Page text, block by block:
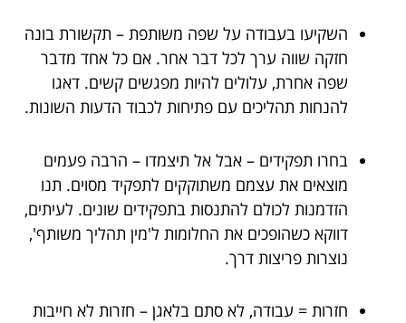
השקיעו בעבודה על שפה משותפת – תקשורת בונה
חזקה שווה ערך לכל דבר אחר. אם כל אחד מדבר
שפה אחרת, עלולים להיות מפגשים קשים. דאגו
להנחות תהליכים עם פתיחות לכבוד הדעות השונות.
בחרו תפקידים – אבל אל תיצמדו – הרבה פעמים
מוצאים את עצמם משתוקקים לתפקיד מסוים. תנו
הזדמנות לכולם להתנסות בתפקידים שונים. לעיתים,
דווקא כשהופכים את החלומות ל'מין תהליך משותף',
נוצרות פריצות דרך.
חזרות = עבודה, לא סתם בלאגן – חזרות לא חייבות